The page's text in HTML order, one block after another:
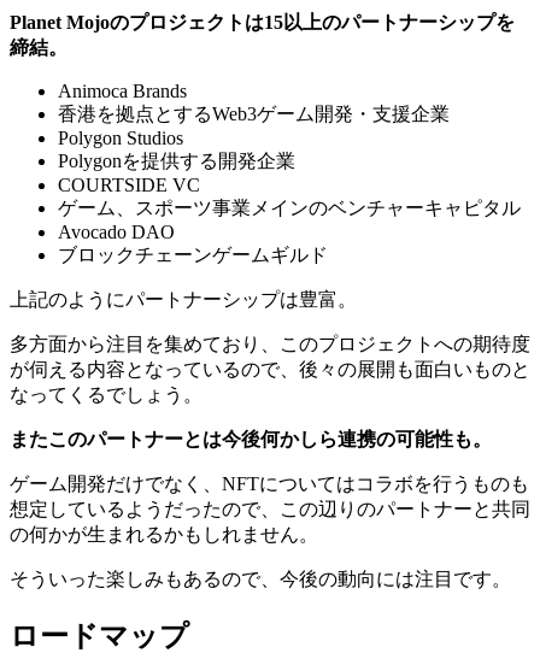
Planet Mojoのプロジェクトは15以上のパートナーシップを
締結。
Animoca Brands
香港を拠点とするWeb3ゲーム開発・支援企業
Polygon Studios
Polygonを提供する開発企業
COURTSIDE VC
ゲーム、スポーツ事業メインのベンチャーキャピタル
Avocado DAO
ブロックチェーンゲームギルド
上記のようにパートナーシップは豊富。
多方面から注目を集めており、このプロジェクトへの期待度
が伺える内容となっているので、後々の展開も面白いものと
なってくるでしょう。
またこのパートナーとは今後何かしら連携の可能性も。
ゲーム開発だけでなく、NFTについてはコラボを行うものも
想定しているようだったので、この辺りのパートナーと共同
の何かが生まれるかもしれません。
そういった楽しみもあるので、今後の動向には注目です。
ロードマップ